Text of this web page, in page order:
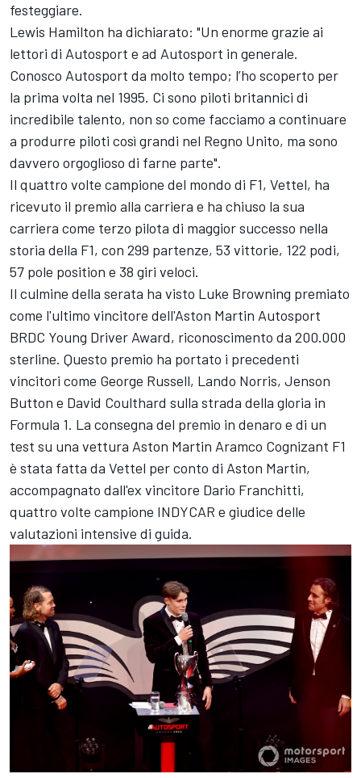
festeggiare.
Lewis Hamilton ha dichiarato: "Un enorme grazie ai
lettori di Autosport e ad Autosport in generale.
Conosco Autosport da molto tempo; l’ho scoperto per
la prima volta nel 1995. Ci sono piloti britannici di
incredibile talento, non so come facciamo a continuare
a produrre piloti così grandi nel Regno Unito, ma sono
davvero orgoglioso di farne parte".
Il quattro volte campione del mondo di F1, Vettel, ha
ricevuto il premio alla carriera e ha chiuso la sua
carriera come terzo pilota di maggior successo nella
storia della F1, con 299 partenze, 53 vittorie, 122 podi,
57 pole position e 38 giri veloci.
Il culmine della serata ha visto Luke Browning premiato
come l'ultimo vincitore dell'Aston Martin Autosport
BRDC Young Driver Award, riconoscimento da 200.000
sterline. Questo premio ha portato i precedenti
vincitori come George Russell, Lando Norris, Jenson
Button e David Coulthard sulla strada della gloria in
Formula 1. La consegna del premio in denaro e di un
test su una vettura Aston Martin Aramco Cognizant F1
è stata fatta da Vettel per conto di Aston Martin,
accompagnato dall'ex vincitore Dario Franchitti,
quattro volte campione INDYCAR e giudice delle
valutazioni intensive di guida.